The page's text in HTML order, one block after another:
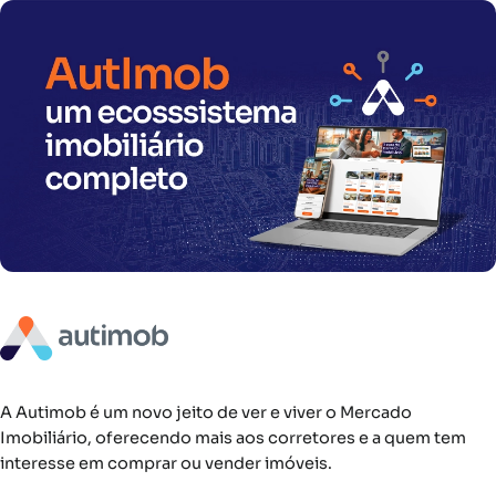
A Autimob é um novo jeito de ver e viver o Mercado
Imobiliário, oferecendo mais aos corretores e a quem tem
interesse em comprar ou vender imóveis.